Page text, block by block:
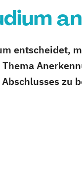
entscheidet,
zu